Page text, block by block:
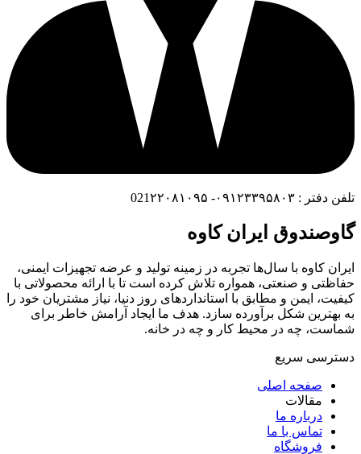
تلفن دفتر : ۰۹۱۲۳۳۹۵۸۰۳- 021۲۲۰۸۱۰۹۵
گاوصندوق ایران کاوه
ایران کاوه با سال‌ها تجربه در زمینه تولید و عرضه تجهیزات ایمنی،
حفاظتی و صنعتی، همواره تلاش کرده است تا با ارائه محصولاتی با
کیفیت، ایمن و مطابق با استانداردهای روز دنیا، نیاز مشتریان خود را
به بهترین شکل برآورده سازد. هدف ما ایجاد آرامش خاطر برای
شماست، چه در محیط کار و چه در خانه.
دسترسی سریع
صفحه اصلی
مقالات
درباره ما
تماس با ما
فروشگاه